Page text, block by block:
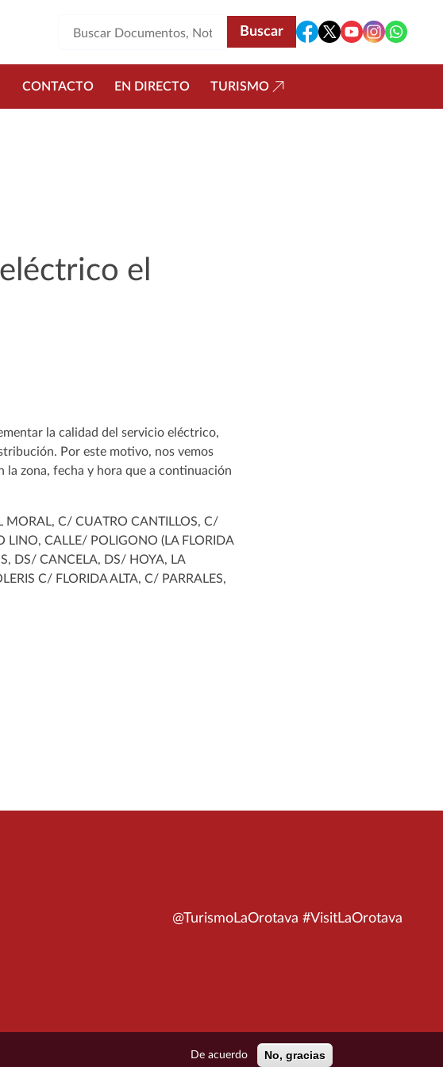
CONTACTO EN DIRECTO TURISMO
el
la calidad del servicio eléctrico,
Por este motivo, nos vemos
zona, fecha y hora que a continuación
C/ CUATRO CANTILLOS, C/
LINO, CALLE/ POLIGONO (LA FLORIDA
DS/ CANCELA, DS/ HOYA, LA
C/ FLORIDA ALTA, C/ PARRALES,
@TurismoLaOrotava #VisitLaOrotava
De acuerdo No, gracias